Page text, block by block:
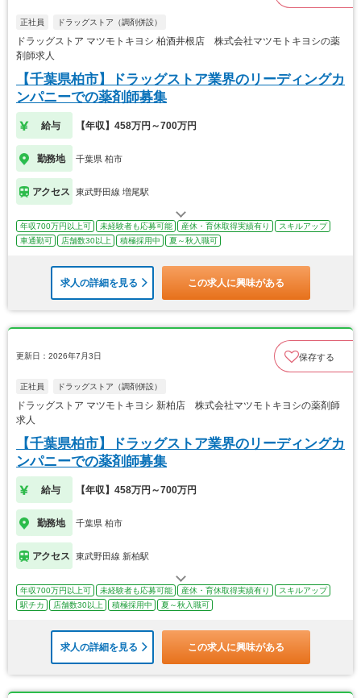
正社員 ドラッグストア（調剤併設）
ドラッグストア マツモトキヨシ 柏酒井根店 株式会社マツモトキヨシの薬
剤師求人
【千葉県柏市】ドラッグストア業界のリーディングカ
ンパニーでの薬剤師募集
給与 【年収】458万円～700万円
勤務地 千葉県 柏市
アクセス 東武野田線 増尾駅
年収700万円以上可 未経験者も応募可能 産休・育休取得実績有り
スキルアップ
車通勤可
店舗数30以上 積極採用中 夏～秋入職可
求人の詳細を見る この求人に興味がある
更新日：2026年7月3日 保存する
正社員 ドラッグストア（調剤併設）
ドラッグストア マツモトキヨシ 新柏店 株式会社マツモトキヨシの薬剤師
求人
【千葉県柏市】ドラッグストア業界のリーディングカ
ンパニーでの薬剤師募集
給与 【年収】458万円～700万円
勤務地 千葉県 柏市
アクセス 東武野田線 新柏駅
年収700万円以上可 未経験者も応募可能 産休・育休取得実績有り
スキルアップ
駅チカ
店舗数30以上 積極採用中 夏～秋入職可
求人の詳細を見る この求人に興味がある